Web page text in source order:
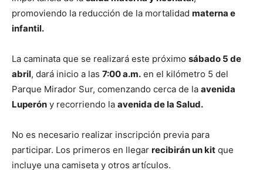
promoviendo la reducción de la mortalidad materna e
infantil.
La caminata que se realizará este próximo sábado 5 de
abril, dará inicio a las 7:00 a.m. en el kilómetro 5 del
Parque Mirador Sur, comenzando cerca de la avenida
Luperón y recorriendo la avenida de la Salud.
No es necesario realizar inscripción previa para
participar. Los primeros en llegar recibirán un kit que
incluye una camiseta y otros artículos.